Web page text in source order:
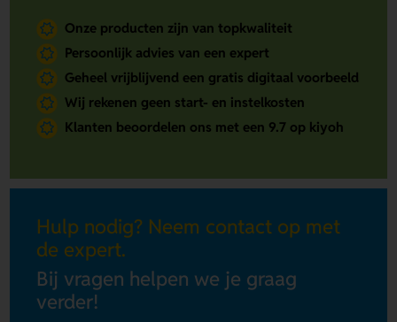
Onze producten zijn van topkwaliteit
Persoonlijk advies van een expert
Geheel vrijblijvend een gratis digitaal voorbeeld
Wij rekenen geen start- en instelkosten
Klanten beoordelen ons met een 9.7 op kiyoh
Hulp nodig? Neem contact op met
de expert.
Bij vragen helpen we je graag
verder!